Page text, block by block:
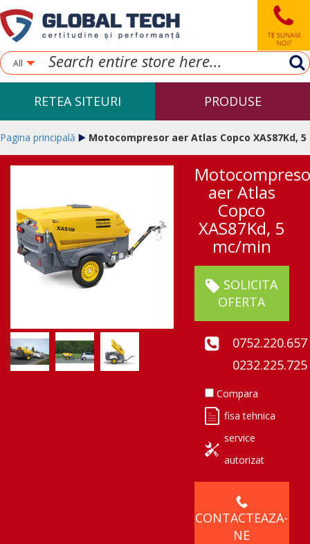
All
RETEA SITEURI PRODUSE
Pagina principală Motocompresor aer Atlas Copco XAS87Kd, 5
aer Atlas
Copco
XAS87Kd, 5
mc/min
SOLICITA
OFERTA
0752.220.657
0232.225.725
Compara
fisa tehnica
service
autorizat
CONTACTEAZA-
NE